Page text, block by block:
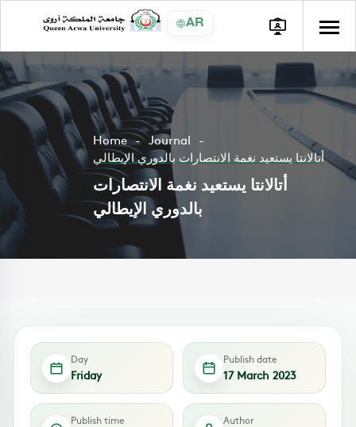
AR
Home
Journal
أتالانتا يستعيد نغمة الانتصارات بالدوري الإيطالي
أتالانتا يستعيد نغمة الانتصارات
بالدوري الإيطالي
Day
Friday
Publish date
17 March 2023
Publish time Author